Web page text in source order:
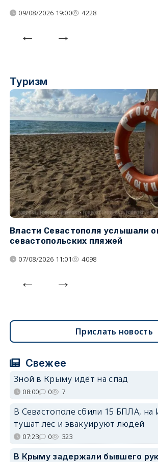
09/08/2026 19:00 4228
Туризм
Власти Севастополя услышали
севастопольских пляжей
07/08/2026 11:01 4098
Прислать новость
Свежее
Зной в Крыму идёт на спад
08:00 0 7
В Севастополе сбили 15 БПЛА,
тушат лес и эвакуируют людей
07:23 0 323
В Крыму задержали бывшего